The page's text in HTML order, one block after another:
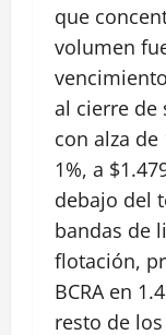
que
volumen
al cierre de
con alza de
1%, a
debajo del
bandas de
flotación,
BCRA en
resto de